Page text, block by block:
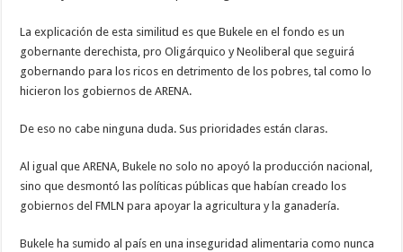
La explicación de esta similitud es que Bukele en el fondo es un
gobernante derechista, pro Oligárquico y Neoliberal que seguirá
gobernando para los ricos en detrimento de los pobres, tal como lo
hicieron los gobiernos de ARENA.
De eso no cabe ninguna duda. Sus prioridades están claras.
Al igual que ARENA, Bukele no solo no apoyó la producción nacional,
sino que desmontó las políticas públicas que habían creado los
gobiernos del FMLN para apoyar la agricultura y la ganadería.
Bukele ha sumido al país en una inseguridad alimentaria como nunca